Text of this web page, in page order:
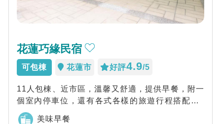
花蓮巧緣民宿
可包棟 花蓮市 好評4.9/5
11人包棟、近市區，溫馨又舒適，提供早餐，附一
個室內停車位，還有各式各樣的旅遊行程搭配喔~
來到巧緣就好像來到家一般的溫馨，我們是熱...
美味早餐